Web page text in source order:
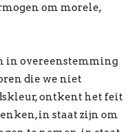
om morele,
in overeenstemming
die we niet
ontkent het feit
in staat zijn om